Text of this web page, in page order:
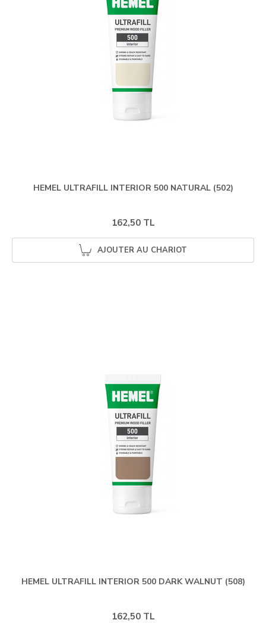
HEMEL ULTRAFILL INTERIOR 500 NATURAL (502)
162,50 TL
AJOUTER AU CHARIOT
HEMEL ULTRAFILL INTERIOR 500 DARK WALNUT (508)
162,50 TL